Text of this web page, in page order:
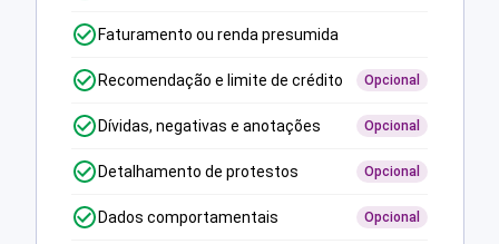
Faturamento ou renda presumida
Recomendação e limite de crédito Opcional
Dívidas, negativas e anotações Opcional
Detalhamento de protestos Opcional
Dados comportamentais Opcional